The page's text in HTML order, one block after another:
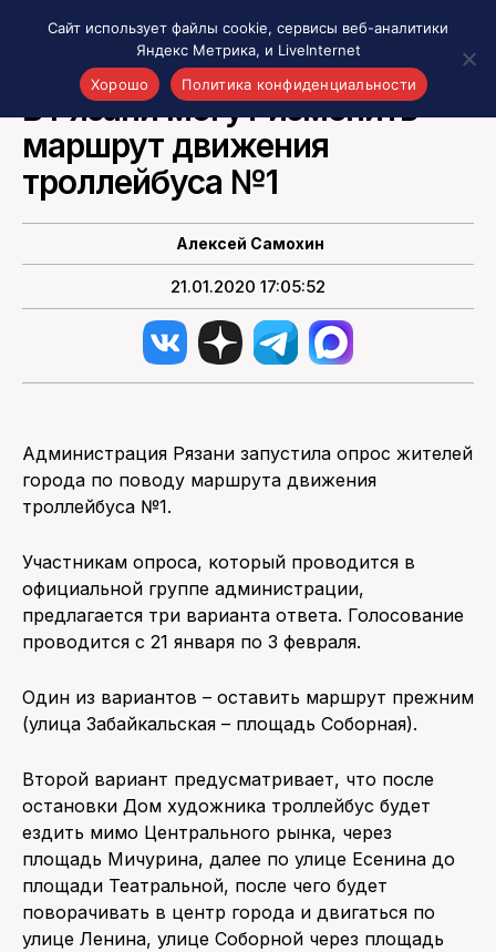
Акценты
Материалы о Рязани и области
Проекты 7 инфо
Интересное
Новости кино и ТВ
Новости России
Политика
О НАС
ВСЕ СОБЫТИЯ РЯЗАНИ И ОБЛАСТИ
В Рязани могут изменить
маршрут движения
троллейбуса №1
Алексей Самохин
21.01.2020 17:05:52
Администрация Рязани запустила опрос жителей
города по поводу маршрута движения
троллейбуса №1.
Участникам опроса, который проводится в
официальной группе администрации,
предлагается три варианта ответа. Голосование
проводится с 21 января по 3 февраля.
Один из вариантов – оставить маршрут прежним
(улица Забайкальская – площадь Соборная).
Второй вариант предусматривает, что после
остановки Дом художника троллейбус будет
ездить мимо Центрального рынка, через
площадь Мичурина, далее по улице Есенина до
площади Театральной, после чего будет
поворачивать в центр города и двигаться по
улице Ленина, улице Соборной через площадь
Сайт использует файлы cookie, сервисы веб-аналитики
Яндекс Метрика, и LiveInternet
Хорошо
Политика конфиденциальности